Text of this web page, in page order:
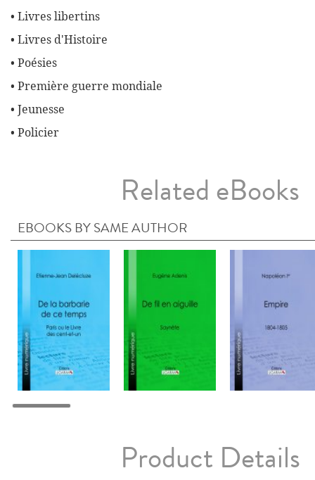
• Livres libertins
• Livres d'Histoire
• Poésies
• Première guerre mondiale
• Jeunesse
• Policier
Related eBooks
EBOOKS BY SAME AUTHOR
Product Details